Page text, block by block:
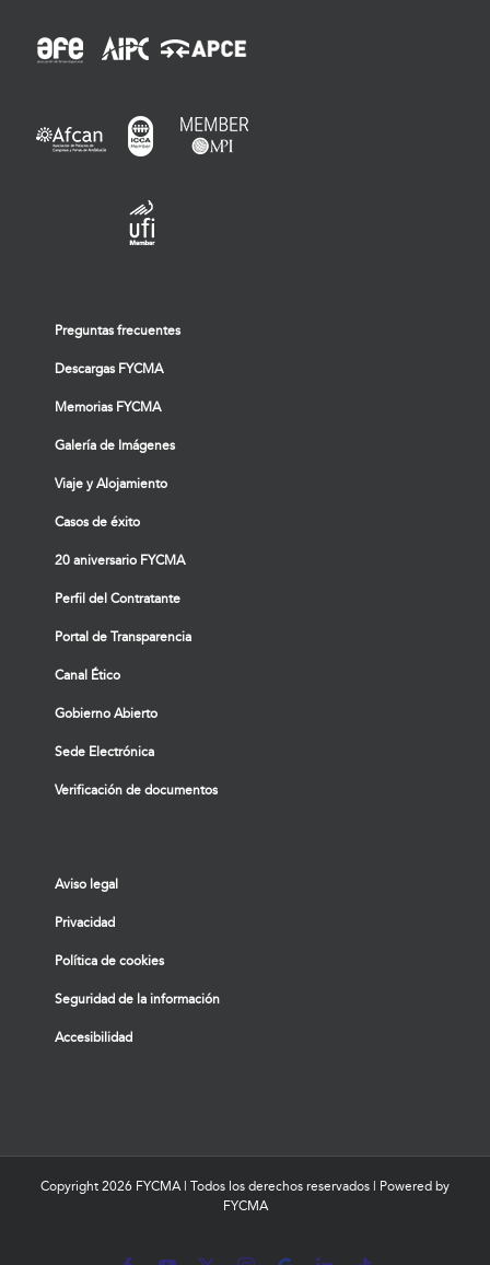
Preguntas frecuentes
Descargas FYCMA
Memorias FYCMA
Galería de Imágenes
Viaje y Alojamiento
Casos de éxito
20 aniversario FYCMA
Perfil del Contratante
Portal de Transparencia
Canal Ético
Gobierno Abierto
Sede Electrónica
Verificación de documentos
Aviso legal
Privacidad
Política de cookies
Seguridad de la información
Accesibilidad
Copyright 2026 FYCMA | Todos los derechos reservados | Powered by
FYCMA